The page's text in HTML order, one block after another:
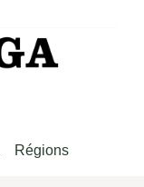
Régions